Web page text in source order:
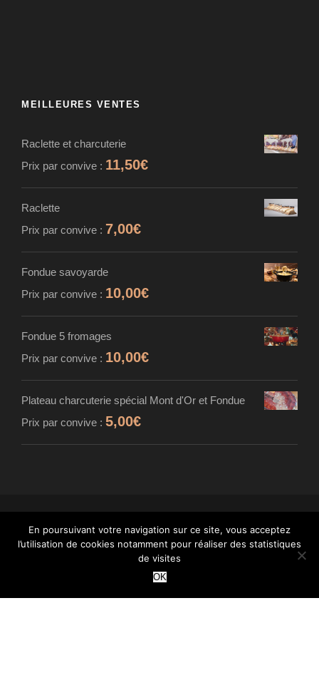
MEILLEURES VENTES
Raclette et charcuterie
Prix par convive : 11,50€
Raclette
Prix par convive : 7,00€
Fondue savoyarde
Prix par convive : 10,00€
Fondue 5 fromages
Prix par convive : 10,00€
Plateau charcuterie spécial Mont d'Or et Fondue
Prix par convive : 5,00€
© MAISON CARDINET - FROMAGER AFFINEUR
- TOUS DROITS RÉSERVÉS - INTÉGRATION :
WANT
En poursuivant votre navigation sur ce site, vous acceptez
l’utilisation de cookies notamment pour réaliser des statistiques
de visites
OK